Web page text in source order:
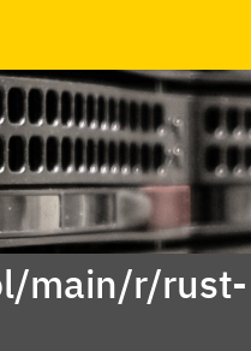
main/r/rust-